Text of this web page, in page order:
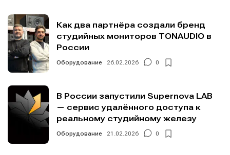
Как два партнёра создали бренд
студийных мониторов TONAUDIO в
России
Оборудование 26.02.2026 0
В России запустили Supernova LAB
— сервис удалённого доступа к
реальному студийному железу
Оборудование 21.02.2026 0